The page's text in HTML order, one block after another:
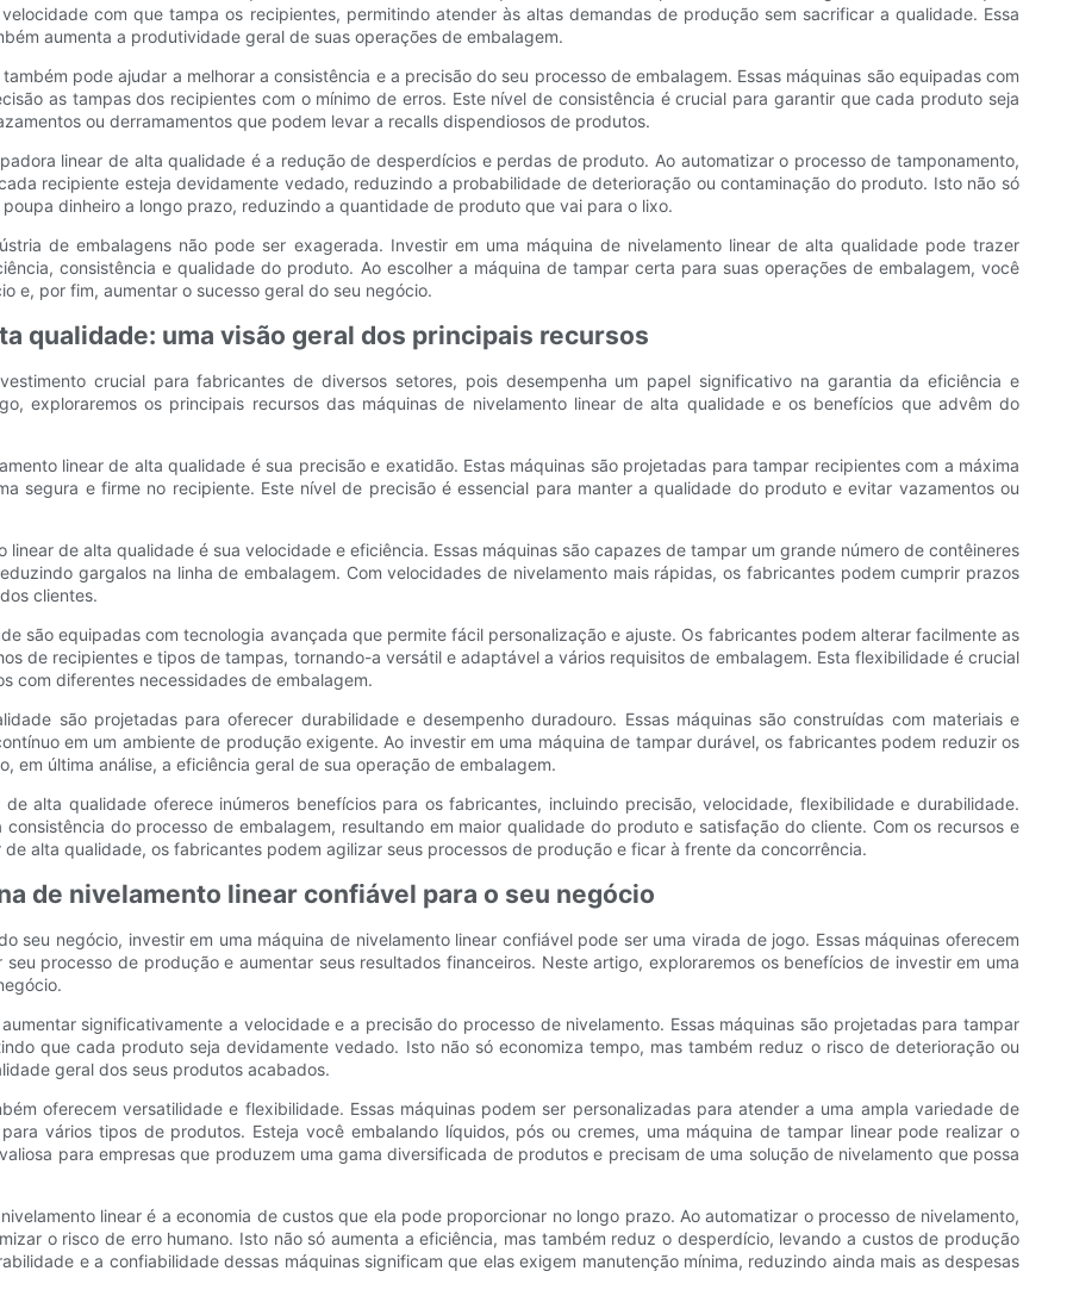
com que tampa os recipientes, permitindo atender às altas demandas de produção sem sacrificar a qualidade. Essa
aumenta a produtividade geral de suas operações de embalagem.
pode ajudar a melhorar a consistência e a precisão do seu processo de embalagem. Essas máquinas são equipadas com
as tampas dos recipientes com o mínimo de erros. Este nível de consistência é crucial para garantir que cada produto seja
ou derramamentos que podem levar a recalls dispendiosos de produtos.
linear de alta qualidade é a redução de desperdícios e perdas de produto. Ao automatizar o processo de tamponamento,
recipiente esteja devidamente vedado, reduzindo a probabilidade de deterioração ou contaminação do produto. Isto não só
dinheiro a longo prazo, reduzindo a quantidade de produto que vai para o lixo.
de embalagens não pode ser exagerada. Investir em uma máquina de nivelamento linear de alta qualidade pode trazer
consistência e qualidade do produto. Ao escolher a máquina de tampar certa para suas operações de embalagem, você
e, por fim, aumentar o sucesso geral do seu negócio.
qualidade: uma visão geral dos principais recursos
crucial para fabricantes de diversos setores, pois desempenha um papel significativo na garantia da eficiência e
exploraremos os principais recursos das máquinas de nivelamento linear de alta qualidade e os benefícios que advêm do
linear de alta qualidade é sua precisão e exatidão. Estas máquinas são projetadas para tampar recipientes com a máxima
segura e firme no recipiente. Este nível de precisão é essencial para manter a qualidade do produto e evitar vazamentos ou
de alta qualidade é sua velocidade e eficiência. Essas máquinas são capazes de tampar um grande número de contêineres
gargalos na linha de embalagem. Com velocidades de nivelamento mais rápidas, os fabricantes podem cumprir prazos
clientes.
são equipadas com tecnologia avançada que permite fácil personalização e ajuste. Os fabricantes podem alterar facilmente as
de recipientes e tipos de tampas, tornando-a versátil e adaptável a vários requisitos de embalagem. Esta flexibilidade é crucial
com diferentes necessidades de embalagem.
são projetadas para oferecer durabilidade e desempenho duradouro. Essas máquinas são construídas com materiais e
em um ambiente de produção exigente. Ao investir em uma máquina de tampar durável, os fabricantes podem reduzir os
em última análise, a eficiência geral de sua operação de embalagem.
alta qualidade oferece inúmeros benefícios para os fabricantes, incluindo precisão, velocidade, flexibilidade e durabilidade.
do processo de embalagem, resultando em maior qualidade do produto e satisfação do cliente. Com os recursos e
alta qualidade, os fabricantes podem agilizar seus processos de produção e ficar à frente da concorrência.
de nivelamento linear confiável para o seu negócio
seu negócio, investir em uma máquina de nivelamento linear confiável pode ser uma virada de jogo. Essas máquinas oferecem
processo de produção e aumentar seus resultados financeiros. Neste artigo, exploraremos os benefícios de investir em uma
significativamente a velocidade e a precisão do processo de nivelamento. Essas máquinas são projetadas para tampar
que cada produto seja devidamente vedado. Isto não só economiza tempo, mas também reduz o risco de deterioração ou
geral dos seus produtos acabados.
oferecem versatilidade e flexibilidade. Essas máquinas podem ser personalizadas para atender a uma ampla variedade de
vários tipos de produtos. Esteja você embalando líquidos, pós ou cremes, uma máquina de tampar linear pode realizar o
para empresas que produzem uma gama diversificada de produtos e precisam de uma solução de nivelamento que possa
linear é a economia de custos que ela pode proporcionar no longo prazo. Ao automatizar o processo de nivelamento,
o risco de erro humano. Isto não só aumenta a eficiência, mas também reduz o desperdício, levando a custos de produção
e a confiabilidade dessas máquinas significam que elas exigem manutenção mínima, reduzindo ainda mais as despesas